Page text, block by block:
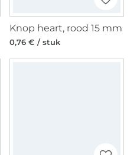
Knop heart, rood 15 mm
0,76 € / stuk